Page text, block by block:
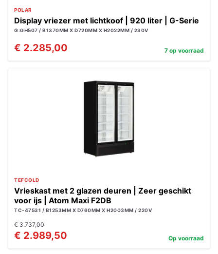
POLAR
Display vriezer met lichtkoof | 920 liter | G-Serie
G:GH507 / B1370MM X D720MM X H2022MM / 230V
€ 2.285,00 7 op voorraad
TEFCOLD
Vrieskast met 2 glazen deuren | Zeer geschikt
voor ijs | Atom Maxi F2DB
TC-47531 / B1253MM X D760MM X H2003MM / 220V
€ 3.737,00
€ 2.989,50 Op voorraad